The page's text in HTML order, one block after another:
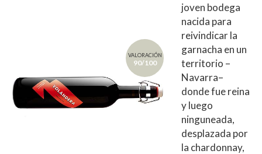
VALORACIÓN
90/100
joven bodega
nacida para
reivindicar la
garnacha en un
territorio –
Navarra–
donde fue reina
y luego
ninguneada,
desplazada por
la chardonnay,